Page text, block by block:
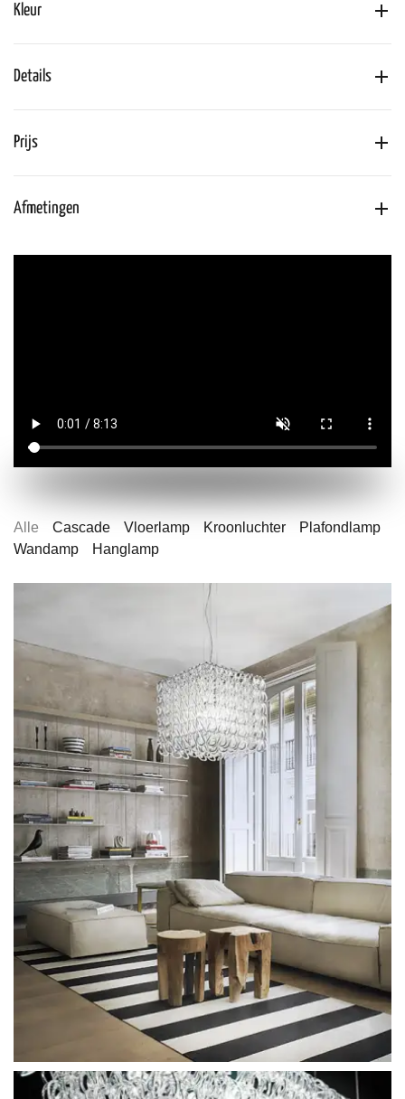
Kleur
Details
Prijs
Afmetingen
Alle Cascade Vloerlamp Kroonluchter
Plafondlamp
Wandamp
Hanglamp